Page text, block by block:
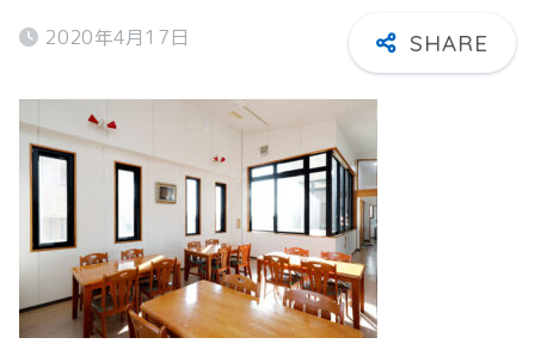
2020年4月17日